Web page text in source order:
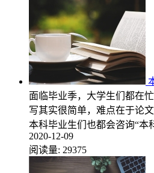
面临毕业季，大学生们都在
写其实很简单，难点在于论
本科毕业生们也都会咨询“本
2020-12-09
阅读量: 29375